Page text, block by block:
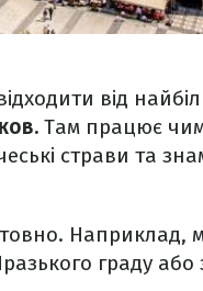
від
Там працює
страви та
Наприклад,
граду або